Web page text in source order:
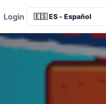
Login Language